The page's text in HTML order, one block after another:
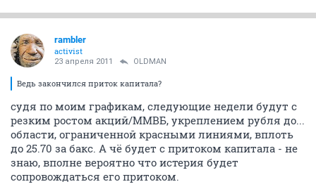
rambler
activist
23 апреля 2011 OLDMAN
Ведь закончился приток капитала?
судя по моим графикам, следующие недели будут с
резким ростом акций/ММВБ, укреплением рубля до...
области, ограниченной красными линиями, вплоть
до 25.70 за бакс. А чё будет с притоком капитала - не
знаю, вполне вероятно что истерия будет
сопровождаться его притоком.